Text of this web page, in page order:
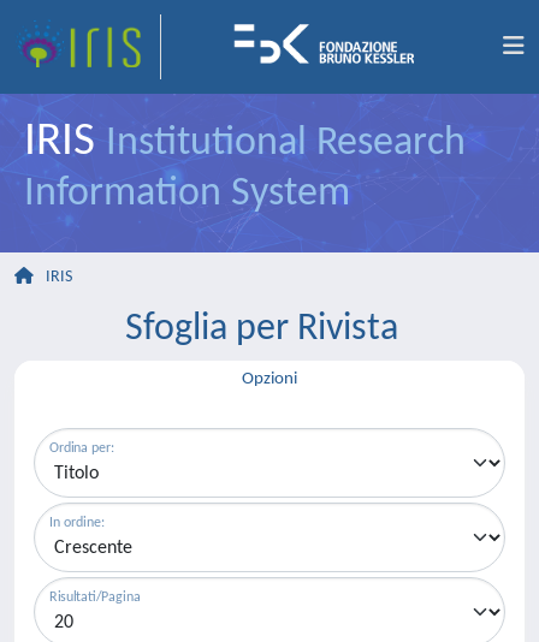
IRIS Institutional Research
Information System
IRIS
Sfoglia per Rivista
Opzioni
Ordina per:
In ordine:
Risultati/Pagina